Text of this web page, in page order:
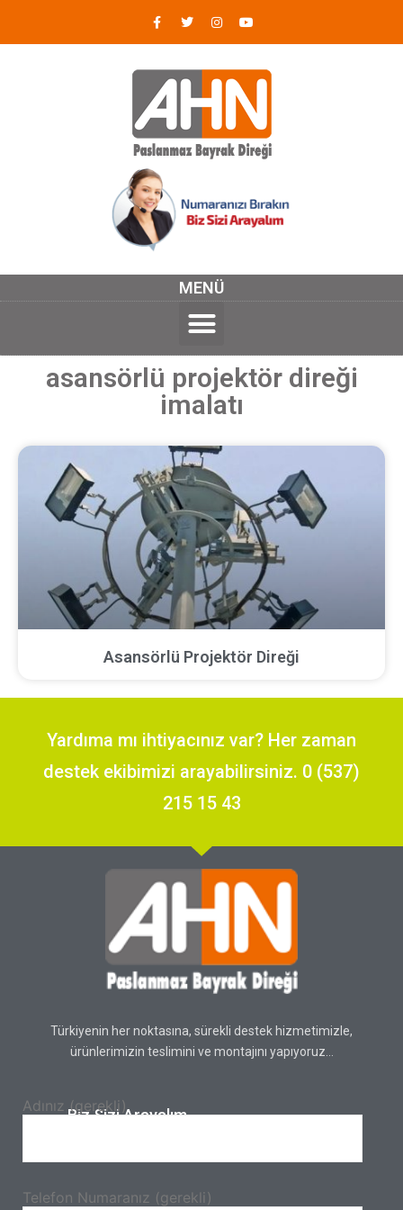
MENÜ
asansörlü projektör direği
imalatı
Asansörlü Projektör Direği
Yardıma mı ihtiyacınız var? Her zaman
destek ekibimizi arayabilirsiniz. 0 (537)
215 15 43
Türkiyenin her noktasına, sürekli destek hizmetimizle,
ürünlerimizin teslimini ve montajını yapıyoruz…
Biz Sizi Arayalım.
Adınız (gerekli)
Telefon Numaranız (gerekli)